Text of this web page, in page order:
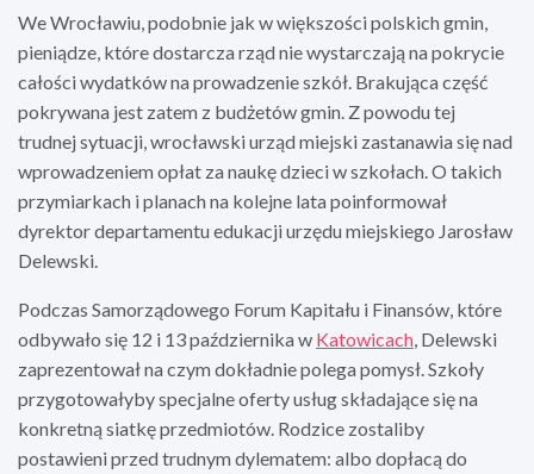
We Wrocławiu, podobnie jak w większości polskich gmin,
pieniądze, które dostarcza rząd nie wystarczają na pokrycie
całości wydatków na prowadzenie szkół. Brakująca część
pokrywana jest zatem z budżetów gmin. Z powodu tej
trudnej sytuacji, wrocławski urząd miejski zastanawia się nad
wprowadzeniem opłat za naukę dzieci w szkołach. O takich
przymiarkach i planach na kolejne lata poinformował
dyrektor departamentu edukacji urzędu miejskiego Jarosław
Delewski.
Podczas Samorządowego Forum Kapitału i Finansów, które
odbywało się 12 i 13 października w Katowicach, Delewski
zaprezentował na czym dokładnie polega pomysł. Szkoły
przygotowałyby specjalne oferty usług składające się na
konkretną siatkę przedmiotów. Rodzice zostaliby
postawieni przed trudnym dylematem: albo dopłacą do